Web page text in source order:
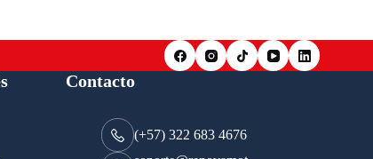
Contacto
(+57) 322 683 4676